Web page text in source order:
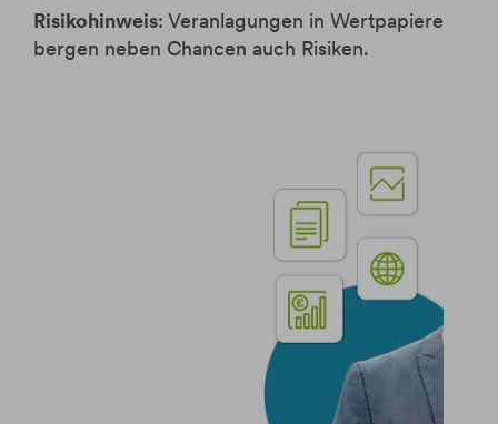
Risikohinweis: Veranlagungen in Wertpapiere
bergen neben Chancen auch Risiken.